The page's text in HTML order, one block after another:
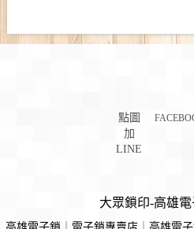
點圖
加
LINE
大眾鎖印-高雄